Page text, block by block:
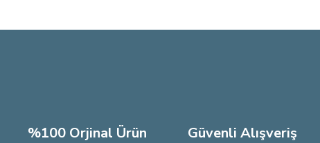
%100 Orjinal Ürün Güvenli Alışveriş